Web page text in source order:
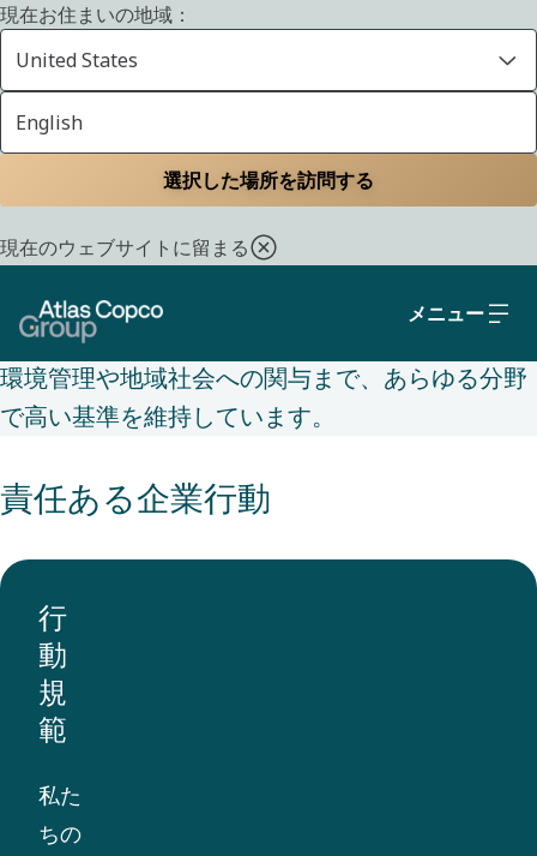
現在お住まいの地域：
United States
English
選択した場所を訪問する
現在のウェブサイトに留まる
メニュー
持続可能性（サステナビリティ）
持続可能性（サステナビリティ）
ソーシャルとガバナンス
私たちは、社会と環境にプラスの影響を与えなが
ら、倫理的かつ持続可能な方法での事業運営に取
り組んでいます。私たちは、人権や労働慣行から
環境管理や地域社会への関与まで、あらゆる分野
で高い基準を維持しています。
責任ある企業行動
行
動
規
範
私た
ちの